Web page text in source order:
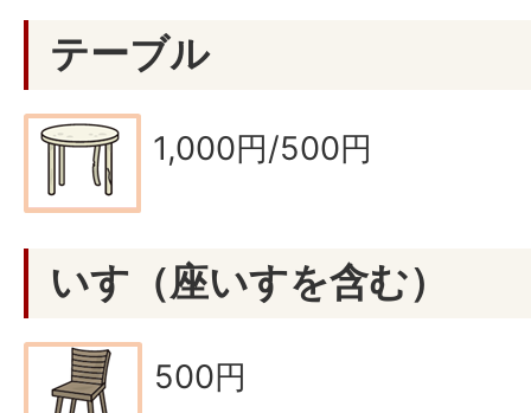
テーブル
1,000円/500円
いす（座いすを含む）
500円